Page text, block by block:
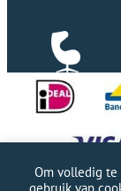
Om volledig